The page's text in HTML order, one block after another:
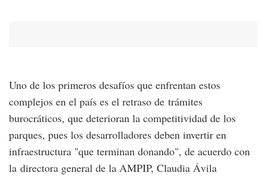
Uno de los primeros desafíos que enfrentan estos
complejos en el país es el retraso de trámites
burocráticos, que deterioran la competitividad de los
parques, pues los desarrolladores deben invertir en
infraestructura "que terminan donando", de acuerdo con
la directora general de la AMPIP, Claudia Ávila